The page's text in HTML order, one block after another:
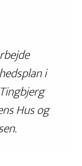
i
Tingbjerg
Hus og